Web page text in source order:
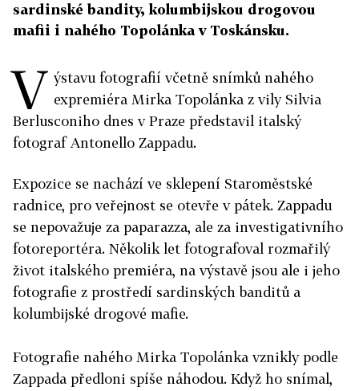
sardinské bandity, kolumbijskou drogovou
mafii i nahého Topolánka v Toskánsku.
V ýstavu fotografií včetně snímků nahého
expremiéra Mirka Topolánka z vily Silvia
Berlusconiho dnes v Praze představil italský
fotograf Antonello Zappadu.
Expozice se nachází ve sklepení Staroměstské
radnice, pro veřejnost se otevře v pátek. Zappadu
se nepovažuje za paparazza, ale za investigativního
fotoreportéra. Několik let fotografoval rozmařilý
život italského premiéra, na výstavě jsou ale i jeho
fotografie z prostředí sardinských banditů a
kolumbijské drogové mafie.
Fotografie nahého Mirka Topolánka vznikly podle
Zappada předloni spíše náhodou. Když ho snímal,